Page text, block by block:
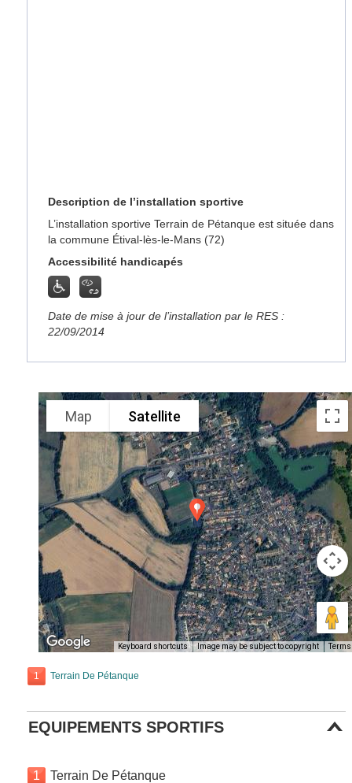
Description de l’installation sportive
L’installation sportive Terrain de Pétanque est située dans
la commune Étival-lès-le-Mans (72)
Accessibilité handicapés
Date de mise à jour de l’installation par le RES :
22/09/2014
Map Satellite
Keyboard shortcuts Image may be subject to copyright Terms
1 Terrain De Pétanque
EQUIPEMENTS SPORTIFS
1 Terrain De Pétanque